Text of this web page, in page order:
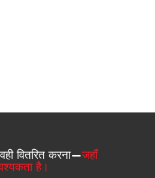
वितरित करना—जहाँ
है।